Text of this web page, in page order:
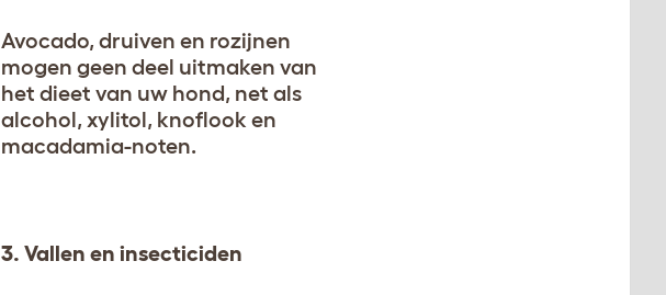
Avocado, druiven en rozijnen
mogen geen deel uitmaken van
het dieet van uw hond, net als
alcohol, xylitol, knoflook en
macadamia-noten.
3. Vallen en insecticiden